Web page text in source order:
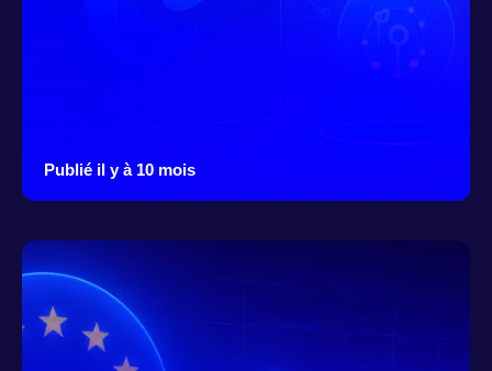
Publié il y à 10 mois